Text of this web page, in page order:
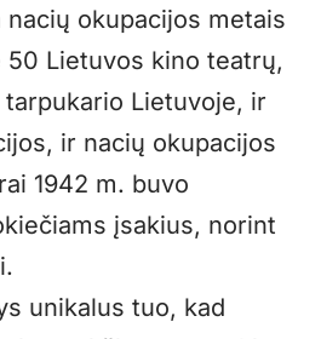
nacių okupacijos metais
Lietuvos kino teatrų,
Lietuvoje, ir
ir nacių okupacijos
1942 m. buvo
įsakius, norint
unikalus tuo, kad